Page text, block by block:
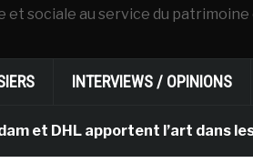
sociale au service du patrimoine
INTERVIEWS / OPINIONS
apportent l’art dans les